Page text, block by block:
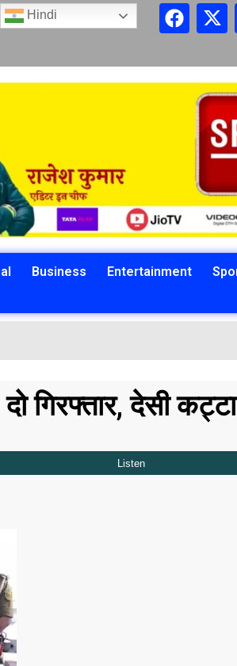
Hindi
Business Entertainment
दो गिरफ्तार, देसी